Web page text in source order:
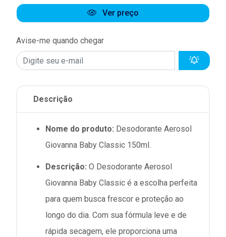
Ver preço
Avise-me quando chegar
Descrição
Nome do produto: Desodorante Aerosol
Giovanna Baby Classic 150ml.
Descrição: O Desodorante Aerosol
Giovanna Baby Classic é a escolha perfeita
para quem busca frescor e proteção ao
longo do dia. Com sua fórmula leve e de
rápida secagem, ele proporciona uma